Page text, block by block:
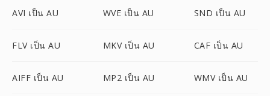
AVI เป็น AU WVE เป็น AU SND เป็น AU
FLV เป็น AU MKV เป็น AU CAF เป็น AU
AIFF เป็น AU MP2 เป็น AU WMV เป็น AU